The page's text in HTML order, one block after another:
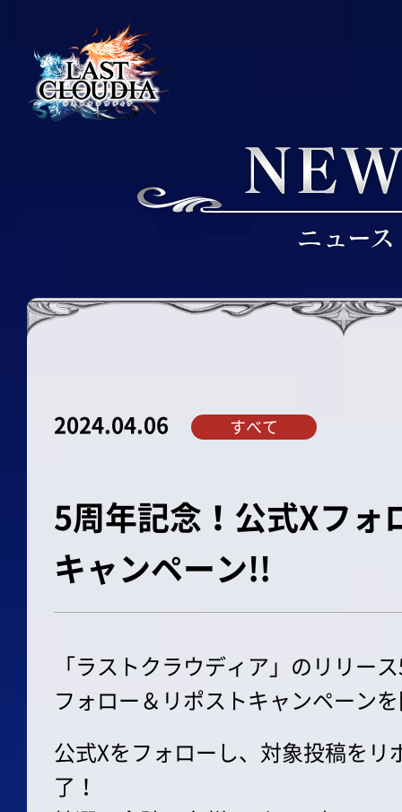
2024.04.06 すべて
5周年記念！公式Xフォ
キャンペーン!!
「ラストクラウディア」のリリー
フォロー＆リポストキャンペーン
公式Xをフォローし、対象投稿を
了！